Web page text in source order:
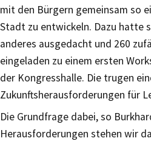
mit den Bürgern gemeinsam so
Stadt zu entwickeln. Dazu hatte
anderes ausgedacht und 260
eingeladen zu einem ersten
der Kongresshalle. Die trugen
Zukunftsherausforderungen für
Die Grundfrage dabei, so
Herausforderungen stehen wir